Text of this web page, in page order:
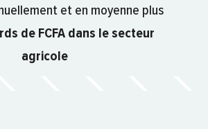
et en moyenne plus
de FCFA dans le secteur
agricole